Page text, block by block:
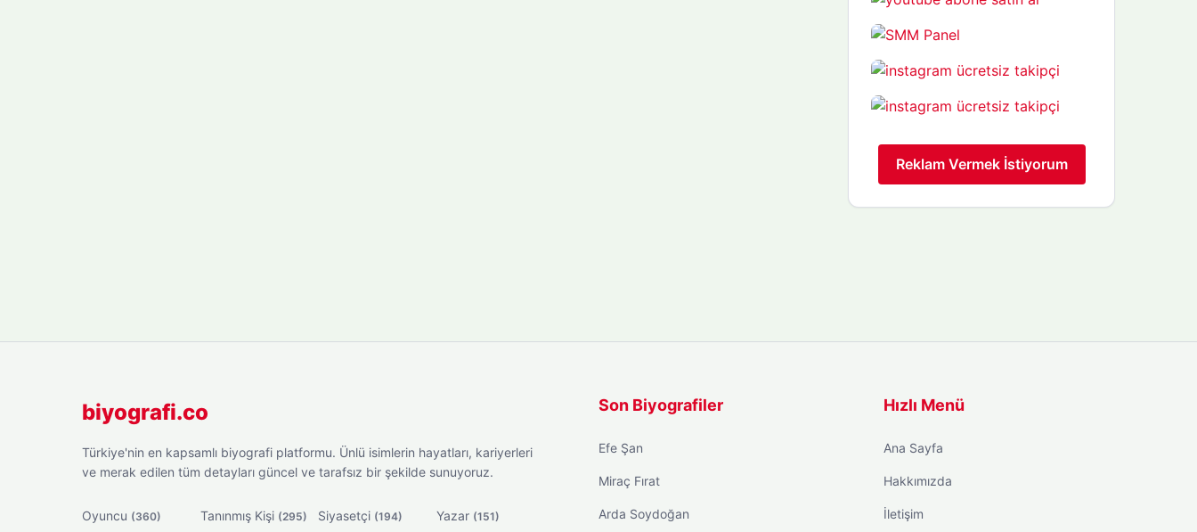
Reklam Vermek İstiyorum
biyografi.co
Türkiye'nin en kapsamlı biyografi platformu. Ünlü isimlerin hayatları, kariyerleri
ve merak edilen tüm detayları güncel ve tarafsız bir şekilde sunuyoruz.
Oyuncu (360) Tanınmış Kişi (295) Siyasetçi (194) Yazar (151)
Son Biyografiler
Efe Şan
Miraç Fırat
Arda Soydoğan
Hızlı Menü
Ana Sayfa
Hakkımızda
İletişim